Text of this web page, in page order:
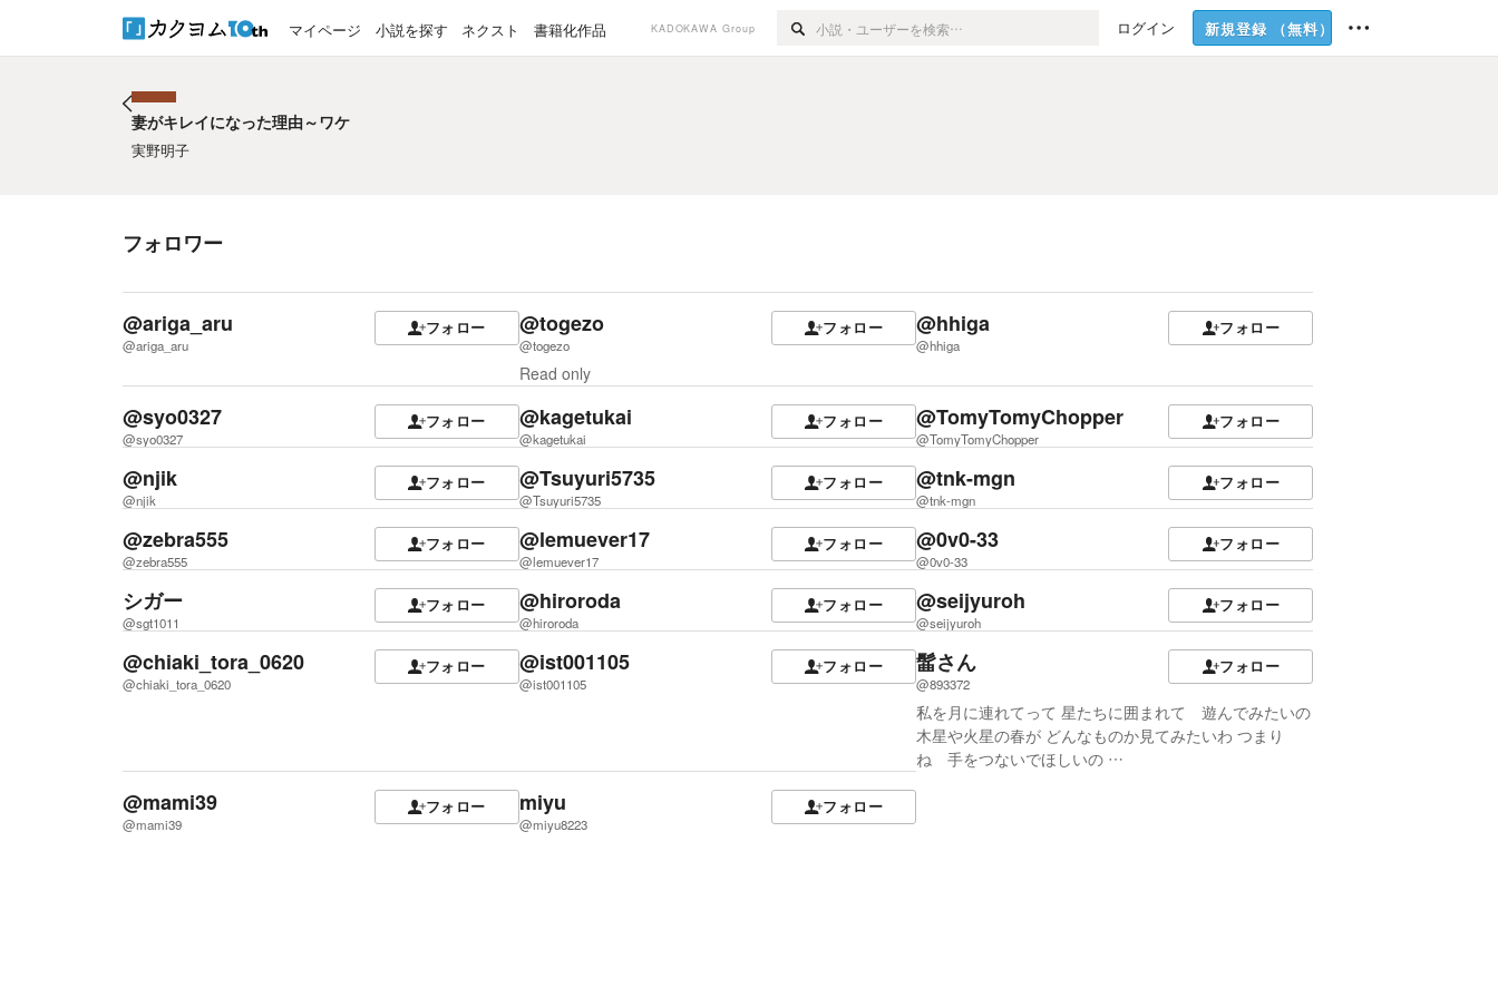
マイページ 小説を探す ネクスト 書籍化作品 KADOKAWA Group ログイン 新規登録 （無料）
妻がキレイになった理由～ワケ
実野明子
フォロワー
@ariga_aru
@ariga_aru
フォロー @togezo
@togezo
フォロー
Read only
@hhiga
@hhiga
フォロー
@syo0327
@syo0327
フォロー @kagetukai
@kagetukai
フォロー @TomyTomyChopper
@TomyTomyChopper
フォロー
@njik
@njik
フォロー @Tsuyuri5735
@Tsuyuri5735
フォロー @tnk-mgn
@tnk-mgn
フォロー
@zebra555
@zebra555
フォロー @lemuever17
@lemuever17
フォロー @0v0-33
@0v0-33
フォロー
シガー
@sgt1011
フォロー @hiroroda
@hiroroda
フォロー @seijyuroh
@seijyuroh
フォロー
@chiaki_tora_0620
@chiaki_tora_0620
フォロー @ist001105
@ist001105
フォロー 髷さん
@893372
フォロー
私を月に連れてって 星たちに囲まれて 遊んでみたいの
木星や火星の春が どんなものか見てみたいわ つまり
ね 手をつないでほしいの …
@mami39
@mami39
フォロー miyu
@miyu8223
フォロー